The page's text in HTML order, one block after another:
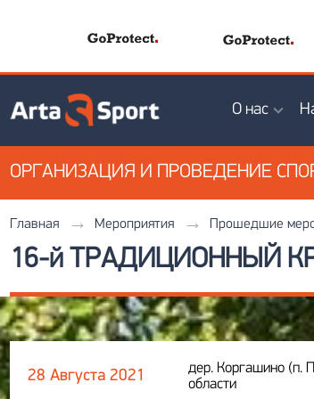
О нас
ОРГАНИЗАЦИЯ И ПРОВЕДЕНИЕ
Главная Мероприятия Прошедшие
16-й ТРАДИЦИОННЫЙ
28 Августа 2021
дер. Коргашино (п.
области